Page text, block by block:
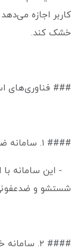
کاربر اجازه
خشک کند.
### فناوری‌های
#### ۱. سامانه ضدبو رسان
- این سامانه
شستشو و
#### ۲. سامانه خشک کن